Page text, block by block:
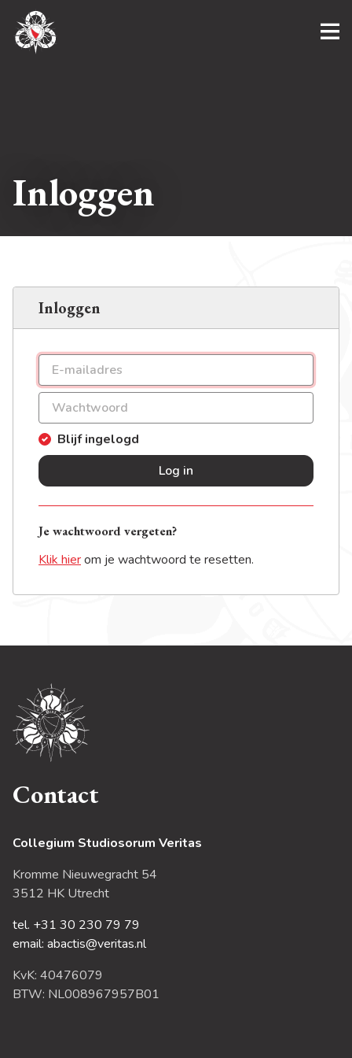
Inloggen
Inloggen
Blijf ingelogd
Log in
Je wachtwoord vergeten?
Klik hierom je wachtwoord te resetten.
Contact
Collegium Studiosorum Veritas
Kromme Nieuwegracht 54
3512 HK Utrecht
tel. +31 30 230 79 79
email: abactis@veritas.nl
KvK: 40476079
BTW: NL008967957B01